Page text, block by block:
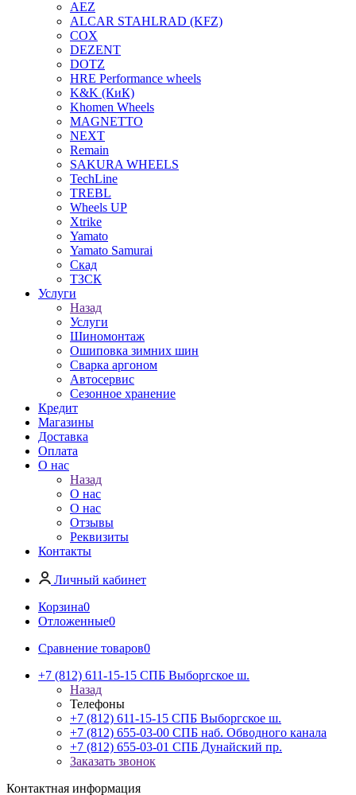
AEZ
ALCAR STAHLRAD (KFZ)
COX
DEZENT
DOTZ
HRE Performance wheels
K&K (КиК)
Khomen Wheels
MAGNETTO
NEXT
Remain
SAKURA WHEELS
TechLine
TREBL
Wheels UP
Xtrike
Yamato
Yamato Samurai
Скад
ТЗСК
Услуги
Назад
Услуги
Шиномонтаж
Ошиповка зимних шин
Сварка аргоном
Автосервис
Сезонное хранение
Кредит
Магазины
Доставка
Оплата
О нас
Назад
О нас
О нас
Отзывы
Реквизиты
Контакты
Личный кабинет
Корзина0
Отложенные0
Сравнение товаров0
+7 (812) 611-15-15 СПБ Выборгское ш.
Назад
Телефоны
+7 (812) 611-15-15 СПБ Выборгское ш.
+7 (812) 655-03-00 СПБ наб. Обводного канала
+7 (812) 655-03-01 СПБ Дунайский пр.
Заказать звонок
Контактная информация